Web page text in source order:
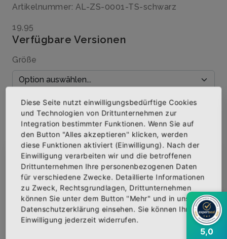
Artikelnummer: AL-ZS-0001-TS-schwarz
19,95
Verfügbare Versionen
Größe
Menge
IN DEN WARENKORB
AUF DIE WUNSCHLISTE
Abonniere jetzt unseren Newsletter
Bekomme die aktuellsten News über neue
Produkte und zudem einen 10% Gutschein für
deine nächste Bestellung.
5,0
Diese Seite nutzt einwilligungsbedürftige Cookies
und Technologien von Drittunternehmen zur
Integration bestimmter Funktionen. Wenn Sie auf
den Button "Alles akzeptieren" klicken, werden
diese Funktionen aktiviert (Einwilligung). Nach der
Einwilligung verarbeiten wir und die betroffenen
Drittunternehmen Ihre personenbezogenen Daten
für verschiedene Zwecke. Detaillierte Informationen
zu Zweck, Rechtsgrundlagen, Drittunternehmen
können Sie unter dem Button "Mehr" und in unserer
Datenschutzerklärung einsehen. Sie können Ihre
Einwilligung jederzeit widerrufen.